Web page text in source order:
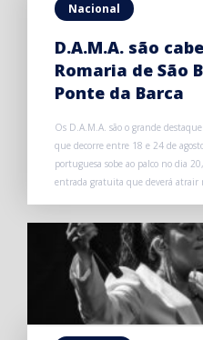
Nacional
D.A.M.A. são
Romaria de São
Ponte da Barca
Os D.A.M.A. são o grande
que decorre entre 18 e 24 de
portuguesa sobe ao palco no dia
entrada gratuita que deverá atrair